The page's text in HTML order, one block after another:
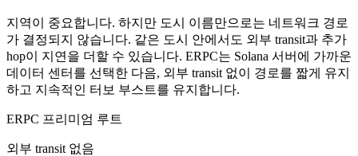
지역이 중요합니다. 하지만 도시 이름만으로는 네트워크 경로
가 결정되지 않습니다. 같은 도시 안에서도 외부 transit과 추가
hop이 지연을 더할 수 있습니다. ERPC는 Solana 서버에 가까운
데이터 센터를 선택한 다음, 외부 transit 없이 경로를 짧게 유지
하고 지속적인 터보 부스트를 유지합니다.
ERPC 프리미엄 루트
외부 transit 없음